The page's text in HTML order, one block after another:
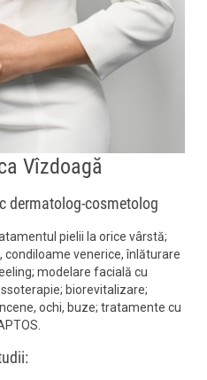
Vîzdoagă
dermatolog-cosmetolog
pielii la orice vârstă;
venerice, înlăturare
modelare facială cu
biorevitalizare;
ochi, buze; tratamente cu